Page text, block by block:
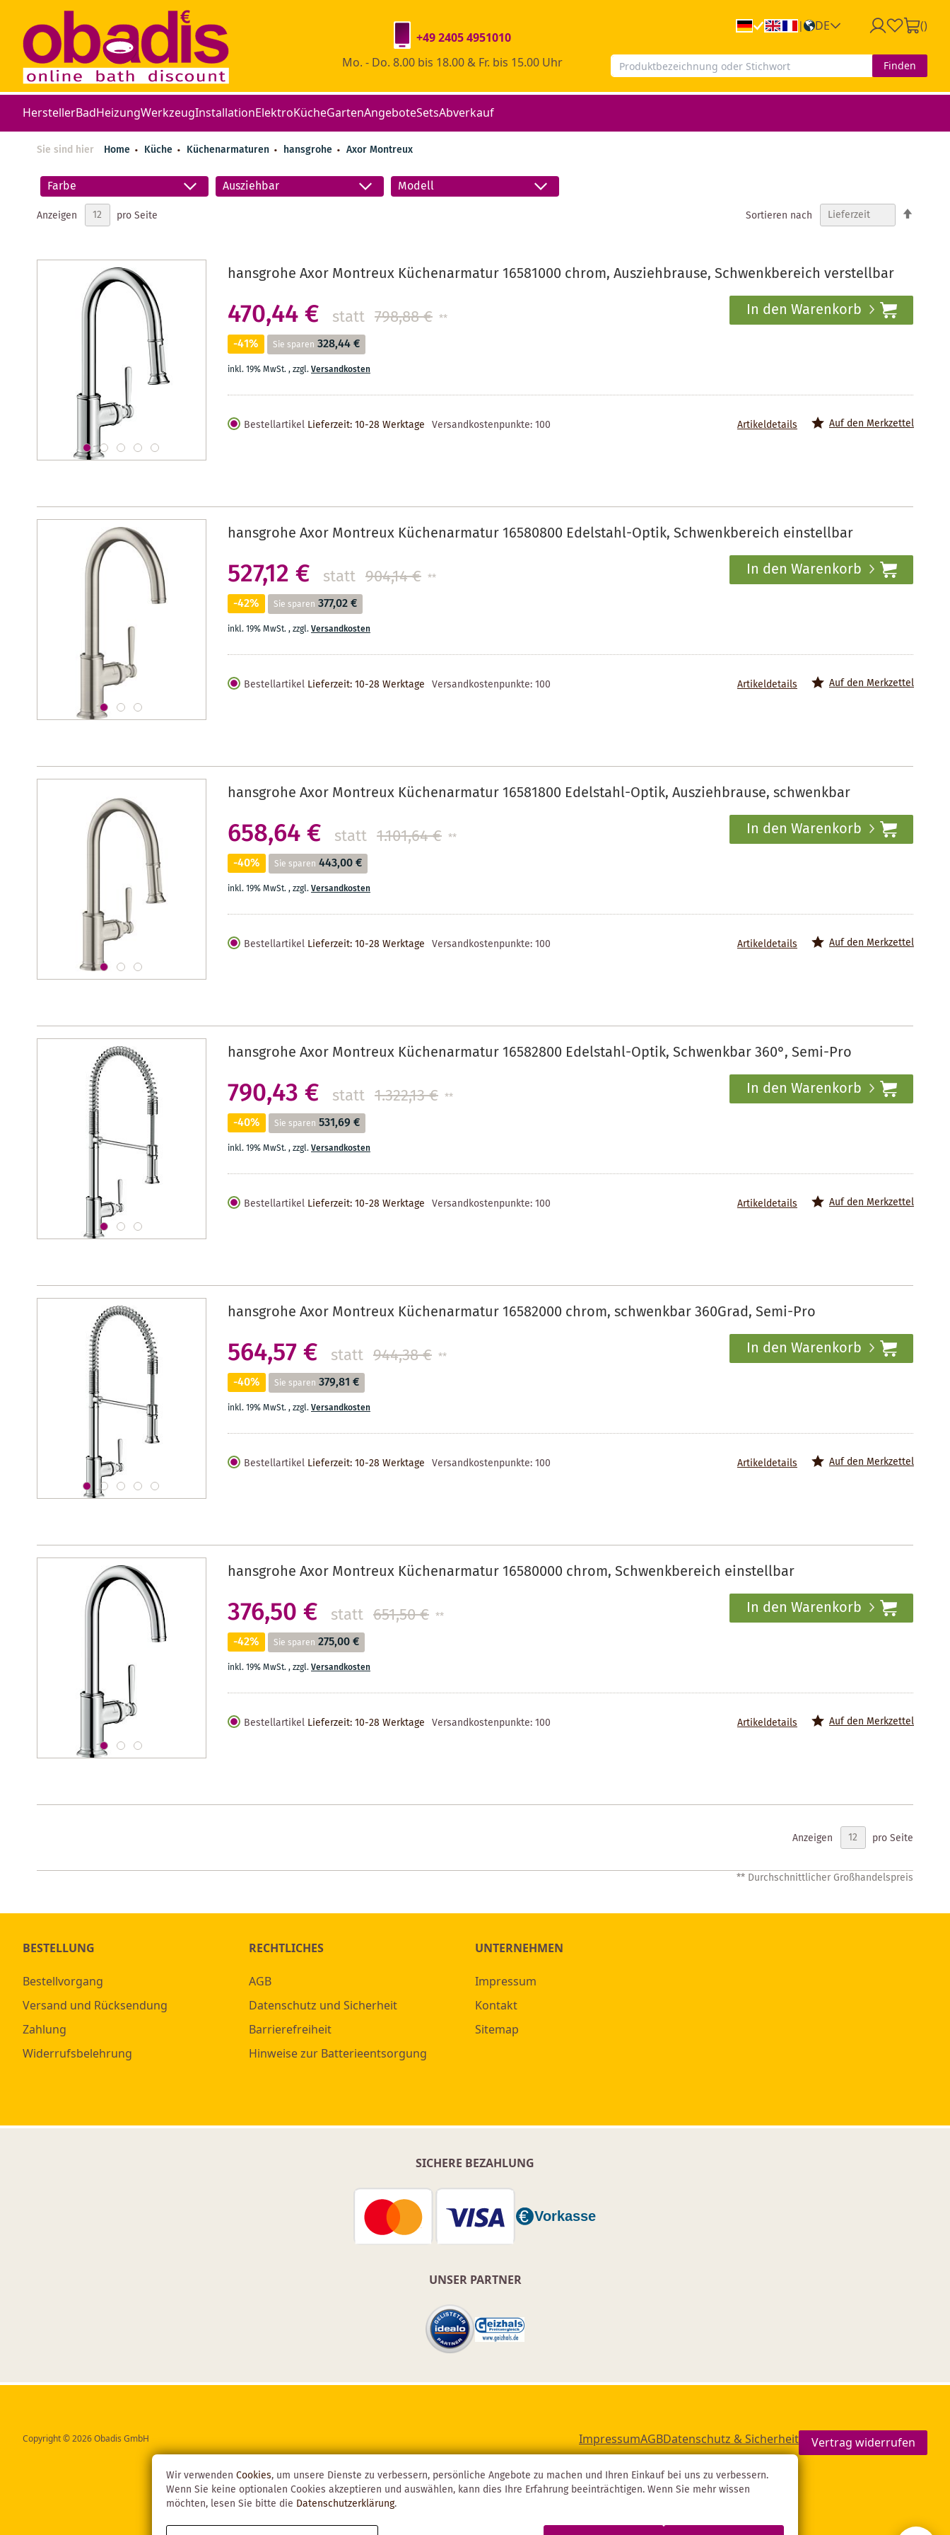
| DE ()
+49 2405 4951010
Mo. - Do. 8.00 bis 18.00 & Fr. bis 15.00 Uhr
Finden
HerstellerBadHeizungWerkzeugInstallationElektroKücheGartenAngeboteSetsAbverkauf
Sie sind hier Home Küche Küchenarmaturen hansgrohe Axor Montreux
Farbe Ausziehbar Modell
Anzeigen pro Seite Sortieren nach
hansgrohe Axor Montreux Küchenarmatur 16581000 chrom, Ausziehbrause, Schwenkbereich verstellbar
470,44 € statt 798,88 € **
-41% Sie sparen 328,44 €
inkl. 19% MwSt.,zzgl.Versandkosten
In den Warenkorb
Bestellartikel Lieferzeit: 10-28 Werktage Versandkostenpunkte:100 Auf den Merkzettel
Artikeldetails
hansgrohe Axor Montreux Küchenarmatur 16580800 Edelstahl-Optik, Schwenkbereich einstellbar
527,12 € statt 904,14 € **
-42% Sie sparen 377,02 €
inkl. 19% MwSt.,zzgl.Versandkosten
In den Warenkorb
Bestellartikel Lieferzeit: 10-28 Werktage Versandkostenpunkte:100 Auf den Merkzettel
Artikeldetails
hansgrohe Axor Montreux Küchenarmatur 16581800 Edelstahl-Optik, Ausziehbrause, schwenkbar
658,64 € statt 1.101,64 € **
-40% Sie sparen 443,00 €
inkl. 19% MwSt.,zzgl.Versandkosten
In den Warenkorb
Bestellartikel Lieferzeit: 10-28 Werktage Versandkostenpunkte:100 Auf den Merkzettel
Artikeldetails
hansgrohe Axor Montreux Küchenarmatur 16582800 Edelstahl-Optik, Schwenkbar 360°, Semi-Pro
790,43 € statt 1.322,13 € **
-40% Sie sparen 531,69 €
inkl. 19% MwSt.,zzgl.Versandkosten
In den Warenkorb
Bestellartikel Lieferzeit: 10-28 Werktage Versandkostenpunkte:100 Auf den Merkzettel
Artikeldetails
hansgrohe Axor Montreux Küchenarmatur 16582000 chrom, schwenkbar 360Grad, Semi-Pro
564,57 € statt 944,38 € **
-40% Sie sparen 379,81 €
inkl. 19% MwSt.,zzgl.Versandkosten
In den Warenkorb
Bestellartikel Lieferzeit: 10-28 Werktage Versandkostenpunkte:100 Auf den Merkzettel
Artikeldetails
hansgrohe Axor Montreux Küchenarmatur 16580000 chrom, Schwenkbereich einstellbar
376,50 € statt 651,50 € **
-42% Sie sparen 275,00 €
inkl. 19% MwSt.,zzgl.Versandkosten
In den Warenkorb
Bestellartikel Lieferzeit: 10-28 Werktage Versandkostenpunkte:100 Auf den Merkzettel
Artikeldetails
Anzeigen pro Seite
** Durchschnittlicher Großhandelspreis
BESTELLUNG
Bestellvorgang
Versand und Rücksendung
Zahlung
Widerrufsbelehrung
RECHTLICHES
AGB
Datenschutz und Sicherheit
Barrierefreiheit
Hinweise zur Batterieentsorgung
UNTERNEHMEN
Impressum
Kontakt
Sitemap
SICHERE BEZAHLUNG
UNSER PARTNER
Copyright © 2026 Obadis GmbH ImpressumAGBDatenschutz & Sicherheit Vertrag widerrufen
Wir verwendenCookies, um unsere Dienste zu verbessern, persönliche Angebote zu machen und Ihren Einkauf bei uns zu verbessern.
Wenn Sie keine optionalen Cookies akzeptieren und auswählen, kann dies Ihre Erfahrung beeinträchtigen. Wenn Sie mehr wissen
möchten, lesen Sie bitte die Datenschutzerklärung.